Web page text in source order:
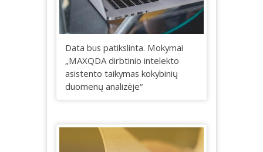
Data bus patikslinta. Mokymai
„MAXQDA dirbtinio intelekto
asistento taikymas kokybinių
duomenų analizėje“